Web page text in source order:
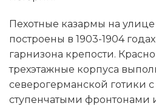
Пехотные казармы на
построены в 1903-1904
гарнизона крепости.
трехэтажные корпуса
северогерманской готики
ступенчатыми фронтонами